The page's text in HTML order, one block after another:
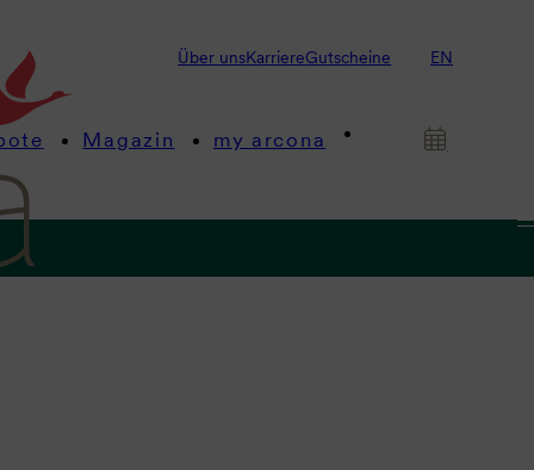
Über unsKarriereGutscheine EN
Magazin my arcona